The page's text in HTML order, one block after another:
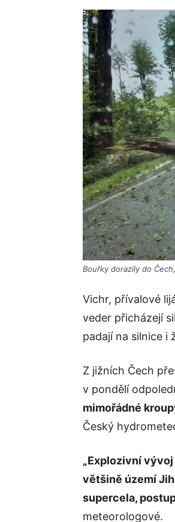
Bouřky dorazily do
Vichr, přívalové
veder přicházejí
padají na silnice i
Z jižních Čech
v pondělí
mimořádné
Český
„Explozivní
většině území
supercela,
meteorologové.